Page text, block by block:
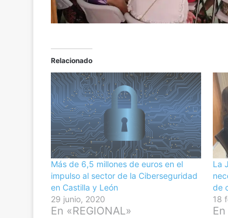
Relacionado
Más de 6,5 millones de euros en el
impulso al sector de la Ciberseguridad
en Castilla y León
29 junio, 2020
En «REGIONAL»
La
de
18
En